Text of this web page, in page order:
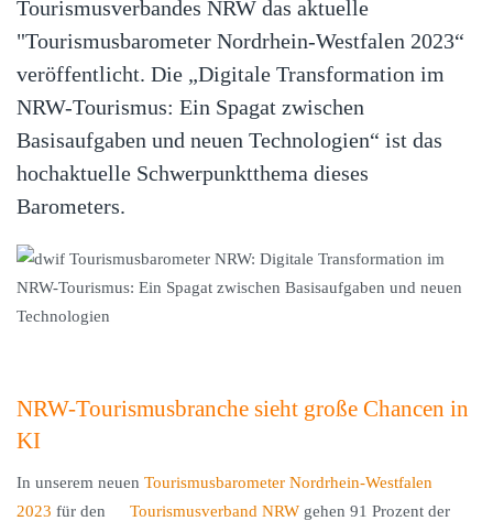
Tourismusverbandes NRW das aktuelle
"Tourismusbarometer Nordrhein-Westfalen 2023“
veröffentlicht. Die „Digitale Transformation im
NRW-Tourismus: Ein Spagat zwischen
Basisaufgaben und neuen Technologien“ ist das
hochaktuelle Schwerpunktthema dieses
Barometers.
NRW-Tourismusbranche sieht große Chancen in
KI
In unserem neuen Tourismusbarometer Nordrhein-Westfalen
2023 für den Tourismusverband NRW gehen 91 Prozent der